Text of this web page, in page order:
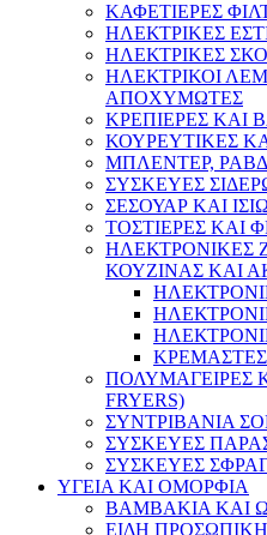
ΚΑΦΕΤΙΕΡΕΣ
ΗΛΕΚΤΡΙΚΕΣ
ΗΛΕΚΤΡΙΚΕΣ
ΗΛΕΚΤΡΙΚΟΙ
ΑΠΟΧΥΜΩΤΕΣ
ΚΡΕΠΙΕΡΕΣ ΚΑΙ
ΚΟΥΡΕΥΤΙΚΕΣ
ΜΠΛΕΝΤΕΡ,
ΣΥΣΚΕΥΕΣ
ΣΕΣΟΥΑΡ ΚΑΙ
ΤΟΣΤΙΕΡΕΣ ΚΑΙ
ΗΛΕΚΤΡΟΝΙΚΕΣ
ΚΟΥΖΙΝΑΣ ΚΑΙ
ΠΟΛΥΜΑΓΕΙΡΕΣ
FRYERS)
ΣΥΝΤΡΙΒΑΝΙΑ
ΣΥΣΚΕΥΕΣ
ΣΥΣΚΕΥΕΣ
ΥΓΕΙΑ ΚΑΙ ΟΜΟΡΦΙΑ
ΒΑΜΒΑΚΙΑ ΚΑΙ
ΕΙΔΗ